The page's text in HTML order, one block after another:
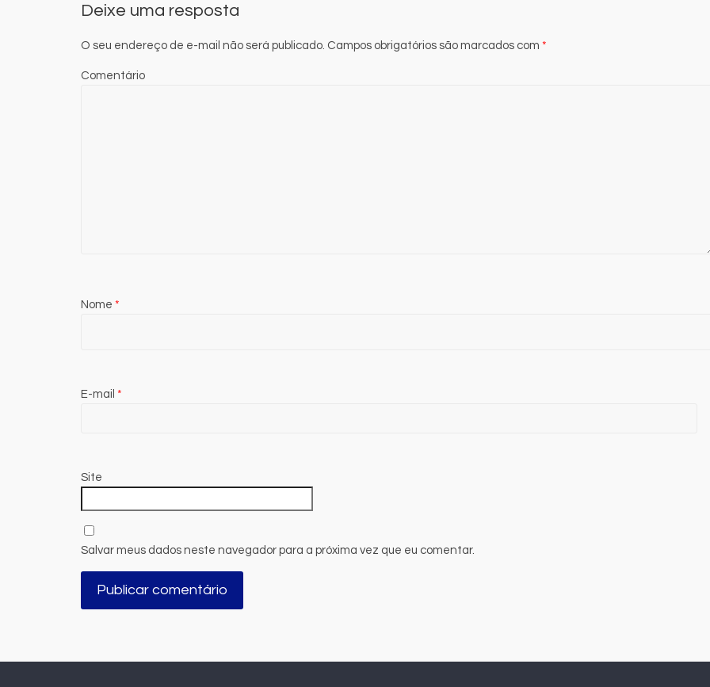
Deixe uma resposta
O seu endereço de e-mail não será publicado. Campos obrigatórios são marcados com *
Comentário
Nome *
E-mail *
Site
Salvar meus dados neste navegador para a próxima vez que eu comentar.